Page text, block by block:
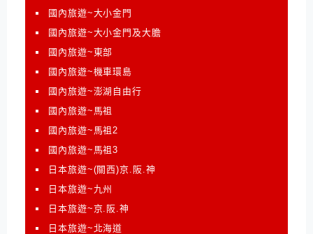
國內旅遊~大小金門
國內旅遊~大小金門及大膽
國內旅遊~東部
國內旅遊~機車環島
國內旅遊~澎湖自由行
國內旅遊~馬祖
國內旅遊~馬祖2
國內旅遊~馬祖3
日本旅遊~(關西)京.阪.神
日本旅遊~九州
日本旅遊~京.阪.神
日本旅遊~北海道